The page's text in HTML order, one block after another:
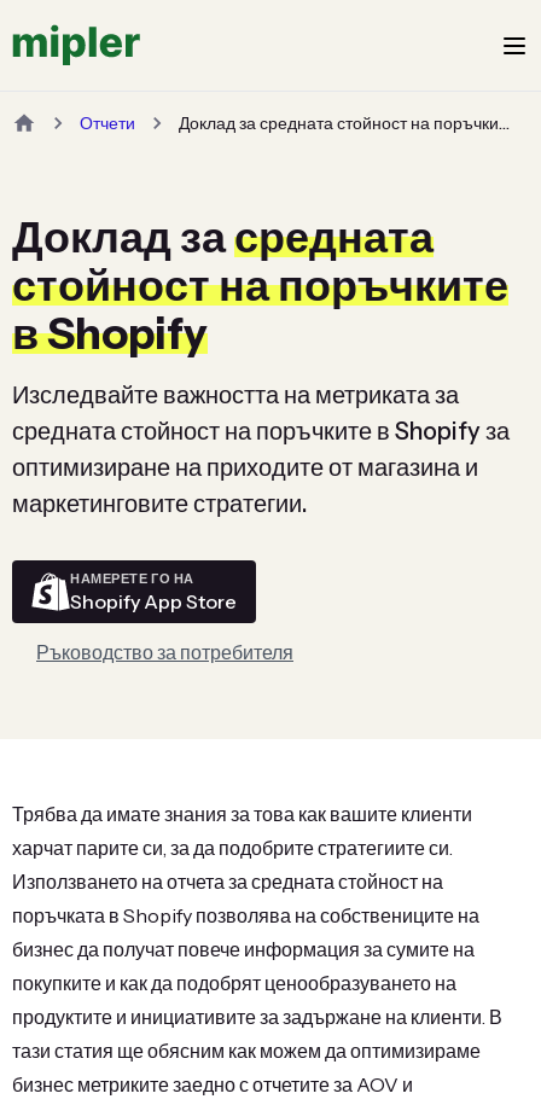
Отчети Доклад за средната стойност на поръчките в Shopify
Доклад засредната
стойност на поръчките
в Shopify
Изследвайте важността на метриката за
средната стойност на поръчките в Shopify за
оптимизиране на приходите от магазина и
маркетинговите стратегии.
НАМЕРЕТЕ ГО НА
Shopify App Store
Ръководство за потребителя
Трябва да имате знания за това как вашите клиенти
харчат парите си, за да подобрите стратегиите си.
Използването на отчета за средната стойност на
поръчката в Shopify позволява на собствениците на
бизнес да получат повече информация за сумите на
покупките и как да подобрят ценообразуването на
продуктите и инициативите за задържане на клиенти. В
тази статия ще обясним как можем да оптимизираме
бизнес метриките заедно с отчетите за AOV и